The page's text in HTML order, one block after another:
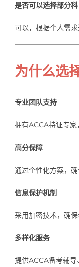
是否可以选择部分科
可以，根据个人需求
为什么选
专业团队支持
拥有ACCA持证专家
高分保障
通过个性化方案，确
信息保护机制
采用加密技术，确保
多样化服务
提供ACCA备考辅导